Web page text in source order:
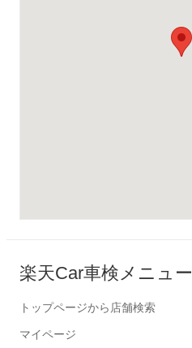
楽天Car車検メニュー
トップページから店舗検索
マイページ